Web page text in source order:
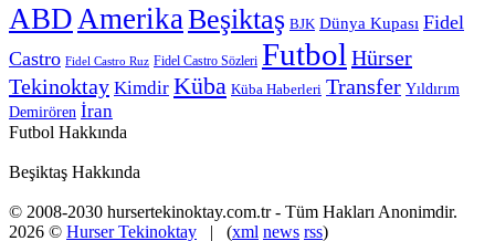
ABD Amerika Beşiktaş BJK Dünya Kupası Fidel
Castro Fidel Castro Ruz Fidel Castro Sözleri Futbol Hürser
Tekinoktay Kimdir Küba Küba Haberleri Transfer Yıldırım
Demirören İran
Futbol Hakkında
Beşiktaş Hakkında
© 2008-2030 hursertekinoktay.com.tr - Tüm Hakları Anonimdir.
2026 © Hurser Tekinoktay | (xml news rss)